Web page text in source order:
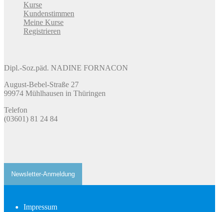
Kurse
Kundenstimmen
Meine Kurse
Registrieren
Dipl.-Soz.päd. NADINE FORNACON
August-Bebel-Straße 27
99974 Mühlhausen in Thüringen
​Telefon
(03601) 81 24 84
Newsletter-Anmeldung
Impressum